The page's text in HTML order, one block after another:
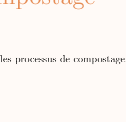
processus de